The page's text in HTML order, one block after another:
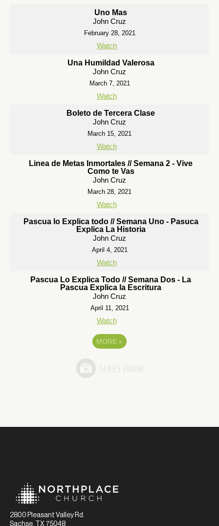
Uno Mas
John Cruz
February 28, 2021
Watch
Una Humildad Valerosa
John Cruz
March 7, 2021
Watch
Boleto de Tercera Clase
John Cruz
March 15, 2021
Watch
Linea de Metas Inmortales // Semana 2 - Vive
Como te Vas
John Cruz
March 28, 2021
Watch
Pascua lo Explica todo // Semana Uno - Pasuca
Explica La Historia
John Cruz
April 4, 2021
Watch
Pascua Lo Explica Todo // Semana Dos - La
Pascua Explica la Escritura
John Cruz
April 11, 2021
Watch
MORE »
2800 Pleasant Valley Rd.
Sachse, TX 75048